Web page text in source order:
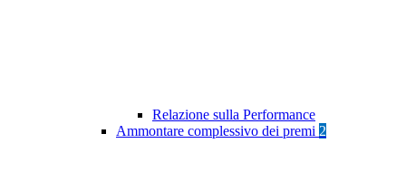
Relazione sulla Performance
Ammontare complessivo dei premi 2